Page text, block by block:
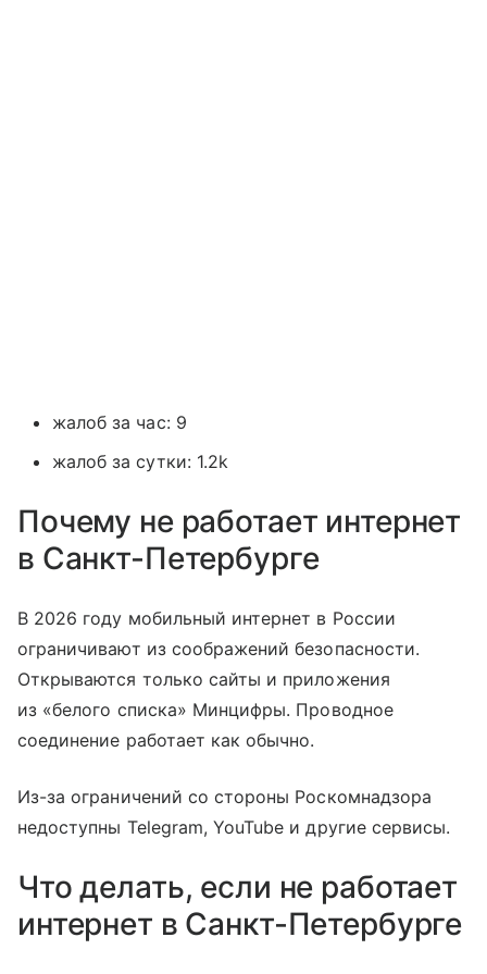
жалоб за час: 9
жалоб за сутки: 1.2k
Почему не работает интернет
в Санкт-Петербурге
В 2026 году мобильный интернет в России
ограничивают из соображений безопасности.
Открываются только сайты и приложения
из «белого списка» Минцифры. Проводное
соединение работает как обычно.
Из-за ограничений со стороны Роскомнадзора
недоступны Telegram, YouTube и другие сервисы.
Что делать, если не работает
интернет в Санкт-Петербурге